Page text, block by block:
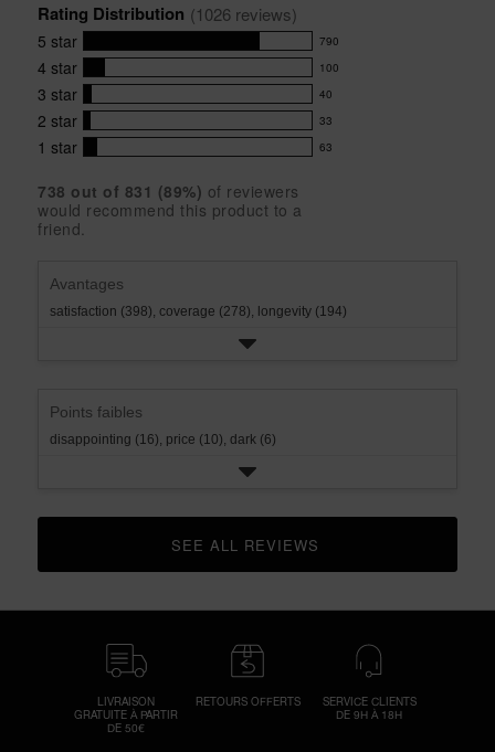
for
this
product:
4.5
out
of
5
stars
Rating Distribution (1026 reviews)
5 star 790
790
reviews
with
5
star
rating.
4 star 100
100
reviews
with
4
rating.
3 star 40
40
reviews
with
star
rating.
2 star 33
33
reviews
2
star
rating.
1 star 63
63
with
1
738 out of 831 (89%) of reviewers
would recommend this product to a
friend.
Avantages
satisfaction (398), coverage (278), longevity (194)
Points faibles
disappointing (16), price (10), dark (6)
CLICK TO GO TO ALL REVIEWS
LIVRAISON
GRATUITE À PARTIR
DE 50€
RETOURS OFFERTS
SERVICE CLIENTS
DE 9H À 18H